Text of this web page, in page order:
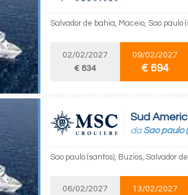
Salvador de bahia, Maceio, Sao paulo
02/02/2027
€ 834
09/02/2027
€ 694
Sud
da Sao paulo
Sao paulo (santos), Buzios, Salvador
06/02/2027
13/02/2027